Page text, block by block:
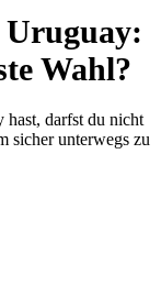
Uruguay:
Wahl?
hast, darfst du nicht
sicher unterwegs zu